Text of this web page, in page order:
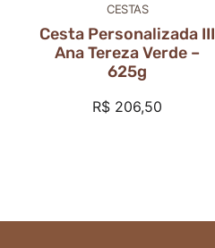
CESTAS
Cesta Personalizada III
Ana Tereza Verde –
625g
R$ 206,50